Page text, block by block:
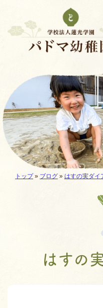
メインメニュー
ここから本文です。
現在地:
トップ» ブログ » はすの実ダイ
はすの